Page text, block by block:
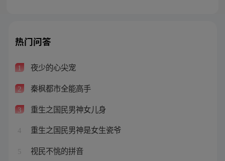
热门问答
1 夜少的心尖宠
2 秦枫都市全能高手
3 重生之国民男神女儿身
4 重生之国民男神是女生瓷爷
5 视民不恌的拼音